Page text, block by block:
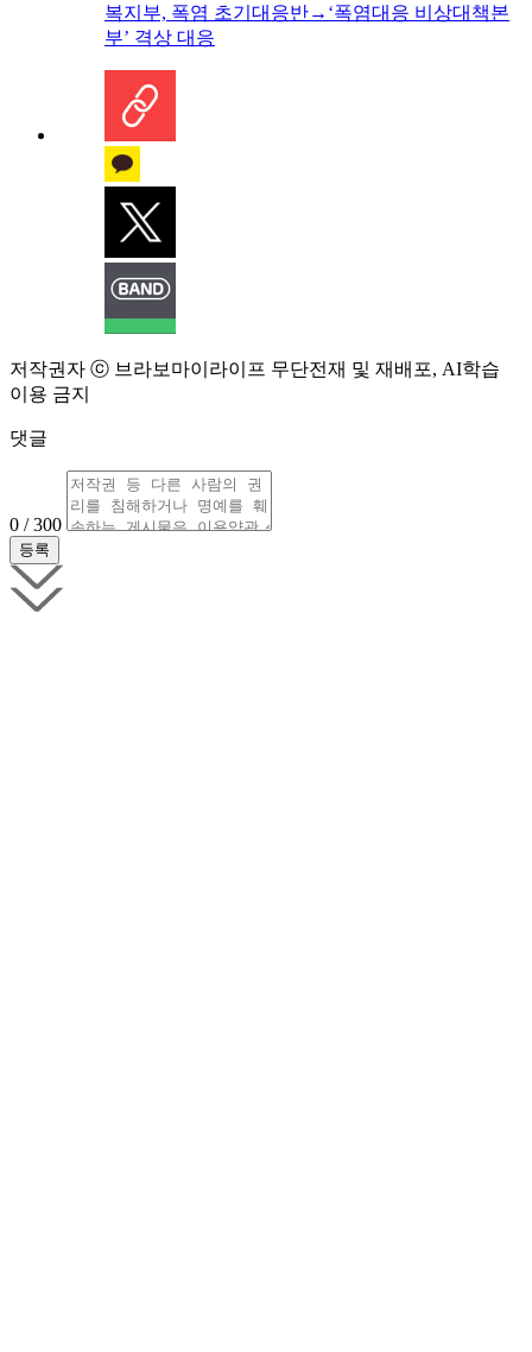
복지부, 폭염 초기대응반→‘폭염대응 비상대책본
부’ 격상 대응
저작권자 ⓒ 브라보마이라이프 무단전재 및 재배포, AI학습
이용 금지
댓글
0 / 300